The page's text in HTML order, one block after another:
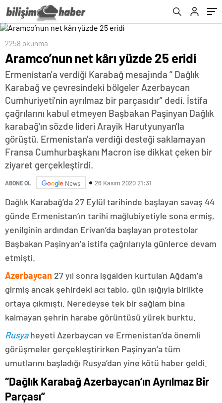
2258 okunma
Aramco’nun net kârı yüzde 25 eridi
Ermenistan'a verdiği Karabağ mesajında “ Dağlık
Karabağ ve çevresindeki bölgeler Azerbaycan
Cumhuriyeti'nin ayrılmaz bir parçasıdır” dedi. İstifa
çağrılarını kabul etmeyen Başbakan Paşinyan Dağlık
karabağ'ın sözde lideri Arayik Harutyunyan'la
görüştü. Ermenistan'a verdiği desteği saklamayan
Fransa Cumhurbaşkanı Macron ise dikkat çeken bir
ziyaret gerçekleştirdi.
ABONE OL News 26 Kasım 2020 21:31
Dağlık Karabağ’da 27 Eylül tarihinde başlayan savaş 44
günde Ermenistan’ın tarihi mağlubiyetiyle sona ermiş,
yenilginin ardından Erivan’da başlayan protestolar
Başbakan Paşinyan’a istifa çağrılarıyla günlerce devam
etmişti.
Azerbaycan 27 yıl sonra işgalden kurtulan Ağdam’a
girmiş ancak şehirdeki acı tablo, gün ışığıyla birlikte
ortaya çıkmıştı. Neredeyse tek bir sağlam bina
kalmayan şehrin harabe görüntüsü yürek burktu.
Rusyaheyeti Azerbaycan ve Ermenistan’da önemli
görüşmeler gerçekleştirirken Paşinyan’a tüm
umutlarını başladığı Rusya’dan yine kötü haber geldi.
“Dağlık Karabağ Azerbaycan’ın Ayrılmaz Bir
Parçası”